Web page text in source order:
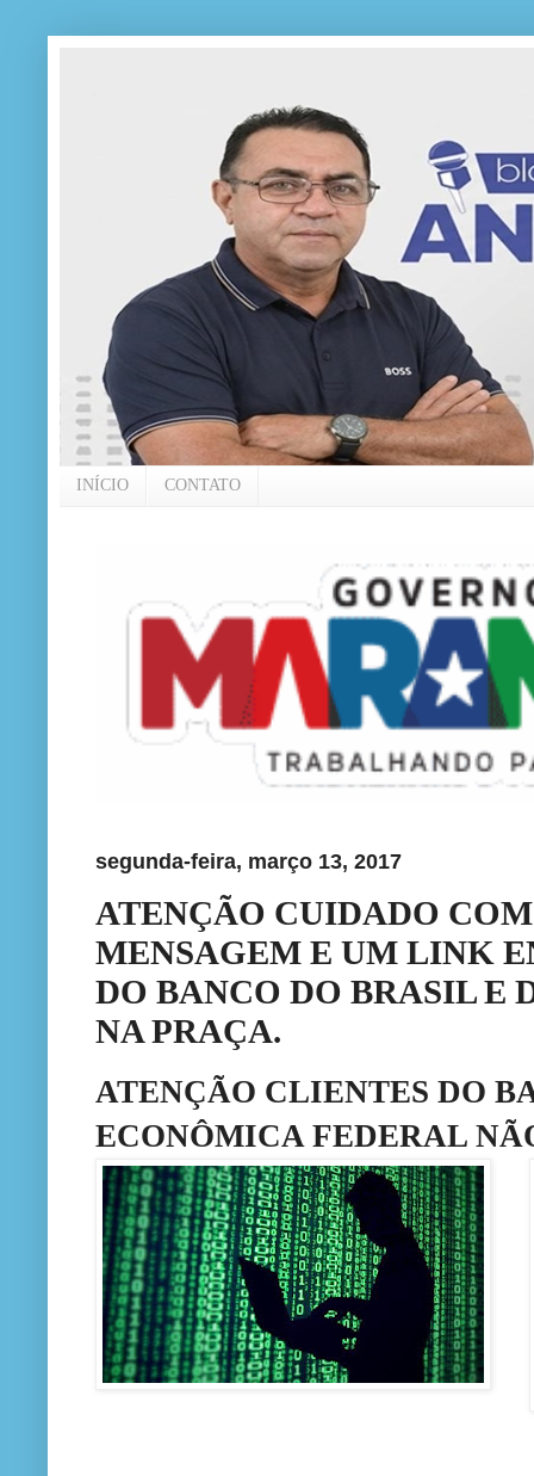
INÍCIO CONTATO
segunda-feira, março 13, 2017
ATENÇÃO CUIDADO
MENSAGEM E UM LINK
DO BANCO DO BRASIL E
NA PRAÇA.
ATENÇÃO CLIENTES DO
ECONÔMICA FEDERAL